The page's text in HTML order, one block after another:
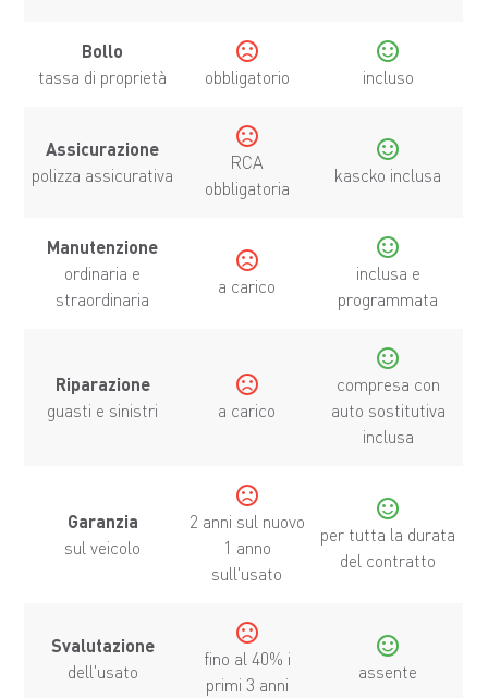
Bollo
tassa di proprietà
sentiment_dissatisfied
obbligatorio
sentiment_satisfied
incluso
Assicurazione
polizza assicurativa
sentiment_dissatisfied
RCA
obbligatoria
sentiment_satisfied
kascko inclusa
Manutenzione
ordinaria e
straordinaria
sentiment_dissatisfied
a carico
sentiment_satisfied
inclusa e
programmata
Riparazione
guasti e sinistri
sentiment_dissatisfied
a carico
sentiment_satisfied
compresa con
auto sostitutiva
inclusa
Garanzia
sul veicolo
sentiment_dissatisfied
2 anni sul nuovo
1 anno
sull'usato
sentiment_satisfied
per tutta la durata
del contratto
Svalutazione
dell'usato
sentiment_dissatisfied
fino al 40% i
primi 3 anni
sentiment_satisfied
assente